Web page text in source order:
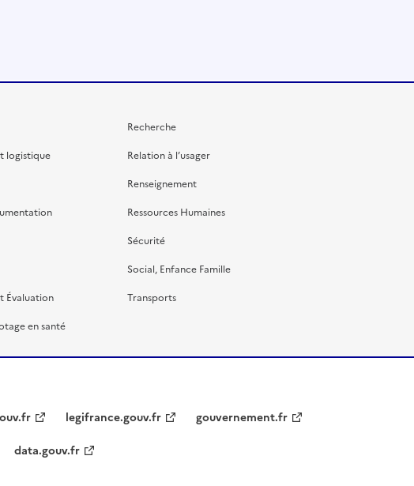
logistique
Évaluation
en santé
Recherche
Relation à l’usager
Renseignement
Ressources Humaines
Sécurité
Social, Enfance Famille
Transports
legifrance.gouv.fr
gouvernement.fr
data.gouv.fr